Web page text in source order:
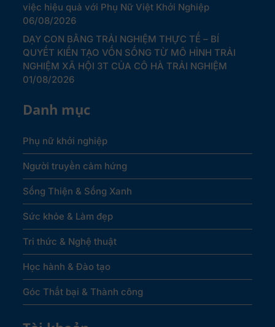
việc hiệu quả với Phụ Nữ Việt Khởi Nghiệp
06/08/2026
DẠY CON BẰNG TRẢI NGHIỆM THỰC TẾ – BÍ
QUYẾT KIẾN TẠO VỐN SỐNG TỪ MÔ HÌNH TRẢI
NGHIỆM XÃ HỘI 3T CỦA CÔ HÀ TRẢI NGHIỆM
01/08/2026
Danh mục
Phụ nữ khởi nghiệp
Người truyền cảm hứng
Sống Thiện & Sống Xanh
Sức khỏe & Làm đẹp
Tri thức & Nghệ thuật
Học hành & Đào tạo
Góc Thất bại & Thành công